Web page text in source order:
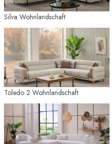
Silva Wohnlandschaft
Toledo 2 Wohnlandschaft